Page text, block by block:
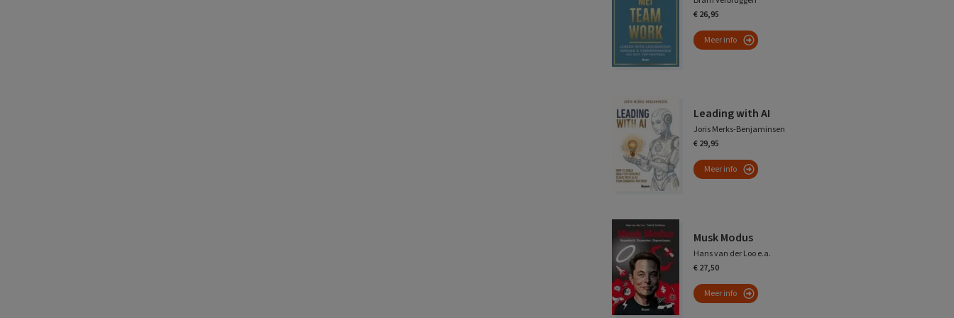
€ 26,95
Meer info
Leading with AI
Joris Merks-Benjaminsen
€ 29,95
Meer info
Musk Modus
Hans van der Loo e.a.
€ 27,50
Meer info